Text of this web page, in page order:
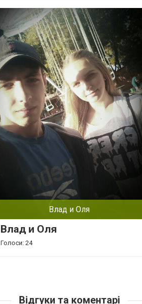
Влад и Оля
Влад и Оля
Голоси: 24
Відгуки та коментарі